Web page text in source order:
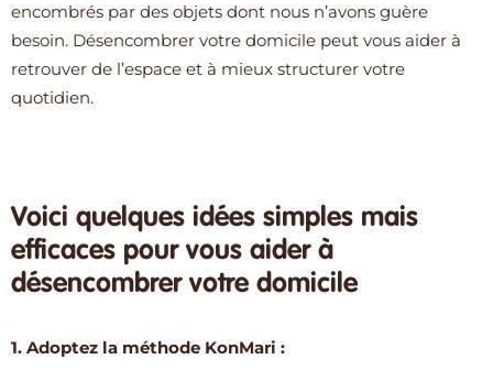
encombrés par des objets dont nous n’avons guère
besoin. Désencombrer votre domicile peut vous aider à
retrouver de l’espace et à mieux structurer votre
quotidien.
Voici quelques idées simples mais
efficaces pour vous aider à
désencombrer votre domicile
1. Adoptez la méthode KonMari :